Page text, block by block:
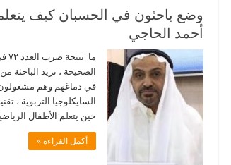
وضع باحثون في الحسبان كيف
أحمد الحاجي
الصحيحة ، تريد
في دماغهم وهم
السايكلوجيا التربوية ،
حين يتعلم الأطفال
أكمل القراءة »